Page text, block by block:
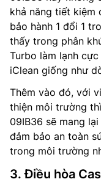
khả năng tiết kiệm
bảo hành 1 đổi 1
thấy trong phân
Turbo làm lạnh
iClean giống như
Thêm vào đó, với
thiện môi trường
09IB36 sẽ mang
đảm bảo an toàn
trong môi trường
3. Điều hòa